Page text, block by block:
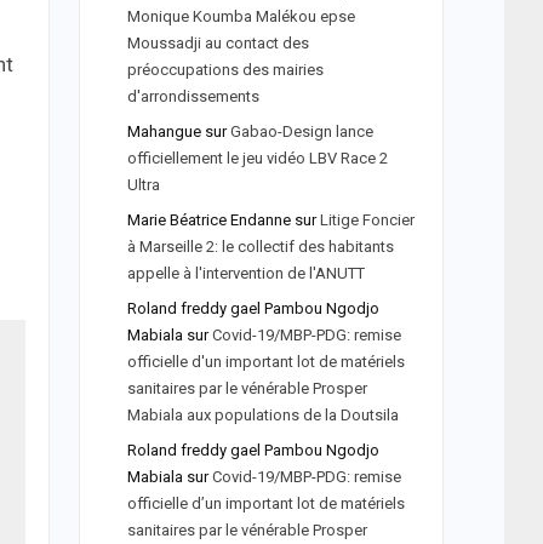
Monique Koumba Malékou epse
Moussadji au contact des
préoccupations des mairies
d'arrondissements
MahanguesurGabao-Design lance
officiellement le jeu vidéo LBV Race 2
Ultra
Marie Béatrice EndannesurLitige Foncier
à Marseille 2: le collectif des habitants
appelle à l'intervention de l'ANUTT
Roland freddy gael Pambou Ngodjo
MabialasurCovid-19/MBP-PDG: remise
officielle d'un important lot de matériels
sanitaires par le vénérable Prosper
Mabiala aux populations de la Doutsila
Roland freddy gael Pambou Ngodjo
MabialasurCovid-19/MBP-PDG: remise
officielle d’un important lot de matériels
sanitaires par le vénérable Prosper